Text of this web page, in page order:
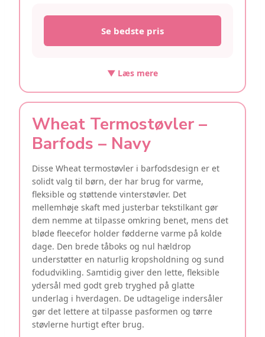
Se bedste pris
▼ Læs mere
Wheat Termostøvler –
Barfods – Navy
Disse Wheat termostøvler i barfodsdesign er et
solidt valg til børn, der har brug for varme,
fleksible og støttende vinterstøvler. Det
mellemhøje skaft med justerbar tekstilkant gør
dem nemme at tilpasse omkring benet, mens det
bløde fleecefor holder fødderne varme på kolde
dage. Den brede tåboks og nul hældrop
understøtter en naturlig kropsholdning og sund
fodudvikling. Samtidig giver den lette, fleksible
ydersål med godt greb tryghed på glatte
underlag i hverdagen. De udtagelige indersåler
gør det lettere at tilpasse pasformen og tørre
støvlerne hurtigt efter brug.